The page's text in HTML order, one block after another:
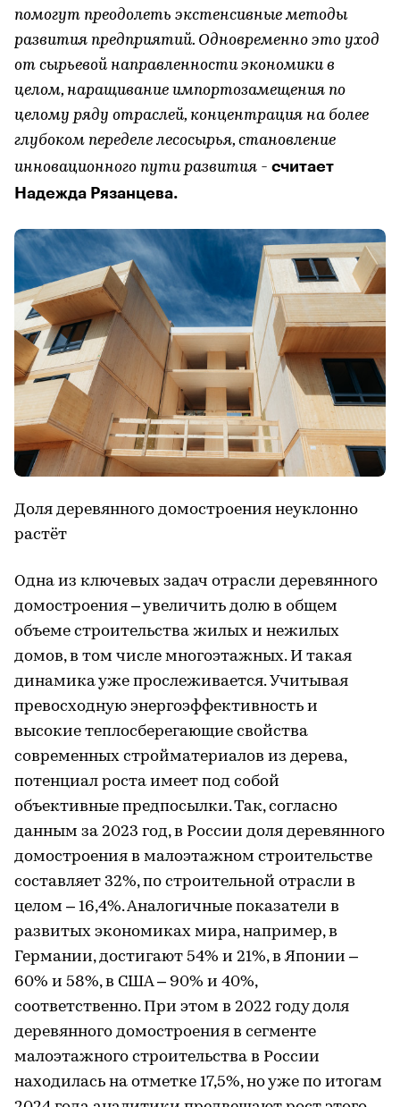
помогут преодолеть экстенсивные методы
развития предприятий. Одновременно это уход
от сырьевой направленности экономики в
целом, наращивание импортозамещения по
целому ряду отраслей, концентрация на более
глубоком переделе лесосырья, становление
инновационного пути развития - считает
Надежда Рязанцева.
Доля деревянного домостроения неуклонно
растёт
Одна из ключевых задач отрасли деревянного
домостроения – увеличить долю в общем
объеме строительства жилых и нежилых
домов, в том числе многоэтажных. И такая
динамика уже прослеживается. Учитывая
превосходную энергоэффективность и
высокие теплосберегающие свойства
современных стройматериалов из дерева,
потенциал роста имеет под собой
объективные предпосылки. Так, согласно
данным за 2023 год, в России доля деревянного
домостроения в малоэтажном строительстве
составляет 32%, по строительной отрасли в
целом – 16,4%. Аналогичные показатели в
развитых экономиках мира, например, в
Германии, достигают 54% и 21%, в Японии –
60% и 58%, в США – 90% и 40%,
соответственно. При этом в 2022 году доля
деревянного домостроения в сегменте
малоэтажного строительства в России
находилась на отметке 17,5%, но уже по итогам